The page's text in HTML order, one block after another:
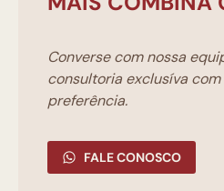
Converse com nossa
consultoria exclusíva
preferência.
FALE CONOSCO